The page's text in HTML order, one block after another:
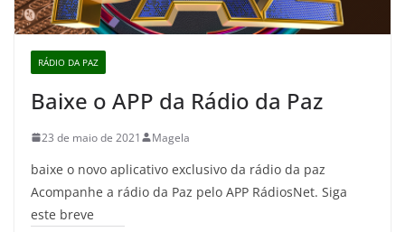
RÁDIO DA PAZ
Baixe o APP da Rádio da Paz
23 de maio de 2021 Magela
baixe o novo aplicativo exclusivo da rádio da paz
Acompanhe a rádio da Paz pelo APP RádiosNet. Siga
este breve